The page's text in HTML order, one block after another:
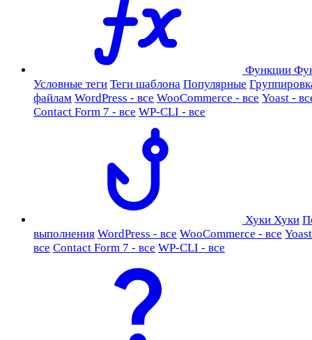
Функции
Условные теги Теги шаблона Популярные
файлам WordPress - все WooCommerce - все Yoast -
Contact Form 7 - все WP-CLI - все
Хуки Хуки
выполнения WordPress - все WooCommerce - все
все Contact Form 7 - все WP-CLI - все